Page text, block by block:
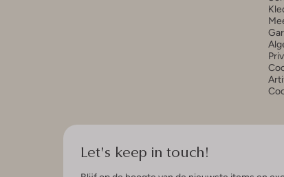
Let's keep in touch!